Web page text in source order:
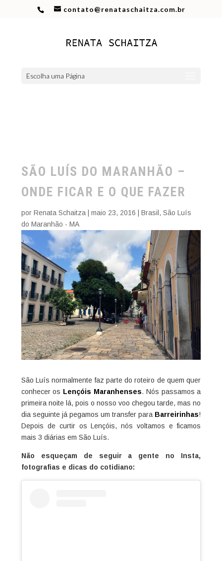
contato@renataschaitza.com.br
Escolha uma Página
SÃO LUÍS DO MARANHÃO –
ONDE FICAR E O QUE FAZER
por Renata Schaitza| maio 23, 2016 Brasil , São Luís
do Maranhão - MA
São Luís normalmente faz parte do roteiro de quem quer
conhecer os Lençóis Maranhenses. Nós passamos a
primeira noite lá, pois o nosso voo chegou tarde, mas no
dia seguinte já pegamos um transfer para Barreirinhas!
Depois de curtir os Lençóis, nós voltamos e ficamos
mais 3 diárias em São Luís.
Não esqueçam de seguir a gente no Insta,
fotografias e dicas do cotidiano: